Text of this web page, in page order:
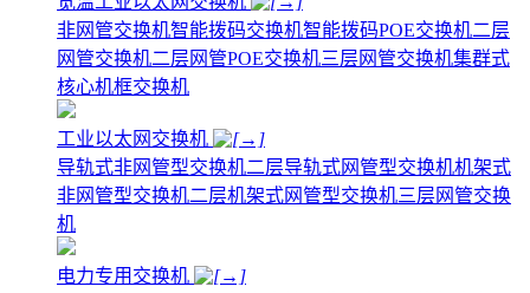
非网管交换机智能拨码交换机智能拨码POE交换机二层
网管交换机二层网管POE交换机三层网管交换机集群式
核心机框交换机
工业以太网交换机
导轨式非网管型交换机二层导轨式网管型交换机机架式
非网管型交换机二层机架式网管型交换机三层网管交换
机
电力专用交换机